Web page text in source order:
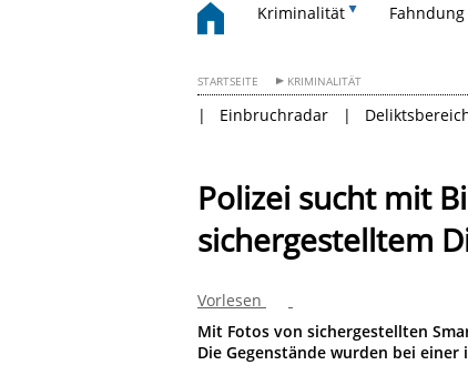
Kriminalität Fahndung
STARTSEITE KRIMINALITÄT
Einbruchradar
Polizei sucht mit
sichergestelltem
Vorlesen
Mit Fotos von sichergestellten
Die Gegenstände wurden bei